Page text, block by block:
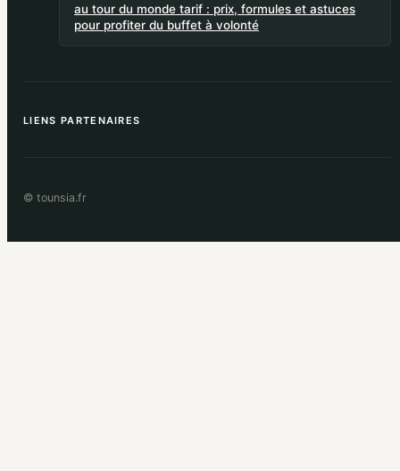
au tour du monde tarif : prix, formules et astuces
pour profiter du buffet à volonté
LIENS PARTENAIRES
© tounsia.fr